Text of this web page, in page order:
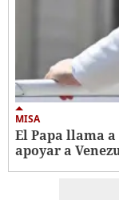
MISA
El Papa llama
apoyar a